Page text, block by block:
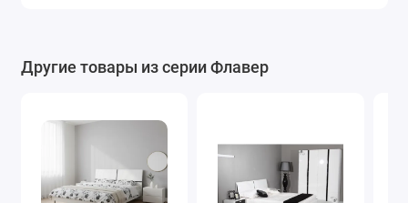
Другие товары из серии Флавер